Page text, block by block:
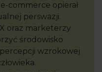
commerce opierał
perswazji.
oraz marketerzy
środowisko
wzrokowej